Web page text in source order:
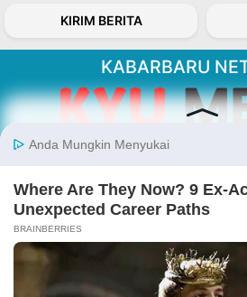
KIRIM BERITA
KABARBARU
Kabarbaru.co
Follow Kabarbaru